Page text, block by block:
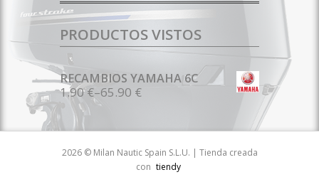
PRODUCTOS VISTOS
RECAMBIOS YAMAHA 6C
1.90 €–65.90 €
2026 © Milan Nautic Spain S.L.U. | Tienda creada
con tiendy